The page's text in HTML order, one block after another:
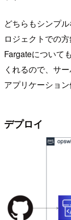
どちらもシンプ
ロジェクトでの
Fargateについて
くれるので、サ
アプリケーショ
デプロイ